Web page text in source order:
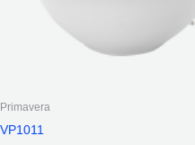
Primavera
VP1011